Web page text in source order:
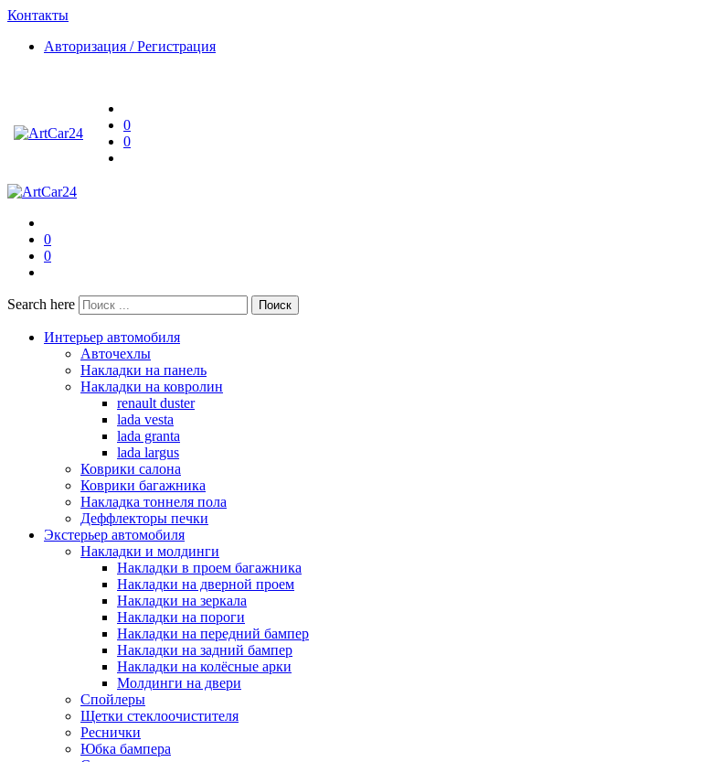
Контакты
Авторизация / Регистрация
0
0
0
0
Search here Поиск
Интерьер автомобиля
Авточехлы
Накладки на панель
Накладки на ковролин
renault duster
lada vesta
lada granta
lada largus
Коврики салона
Коврики багажника
Накладка тоннеля пола
Деффлекторы печки
Экстерьер автомобиля
Накладки и молдинги
Накладки в проем багажника
Накладки на дверной проем
Накладки на зеркала
Накладки на пороги
Накладки на передний бампер
Накладки на задний бампер
Накладки на колёсные арки
Молдинги на двери
Спойлеры
Щетки стеклоочистителя
Реснички
Юбка бампера